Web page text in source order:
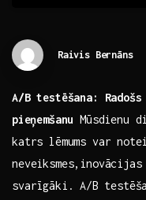
Raivis Bernāns
A/B testēšana:
⁤pieņemšanu Mūsdienu
katrs ​lēmums var⁣
svarīgāki. A/B⁢